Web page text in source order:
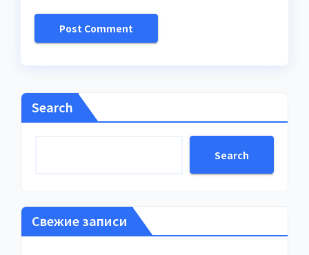
Search
Search
Свежие записи